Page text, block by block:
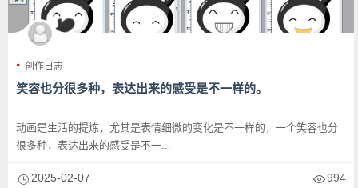
创作日志
笑容也分很多种，表达出来的感受是不一样的。
动画是生活的提炼，尤其是表情细微的变化是不一样的，一个笑容也分
很多种，表达出来的感受是不一...
2025-02-07 994